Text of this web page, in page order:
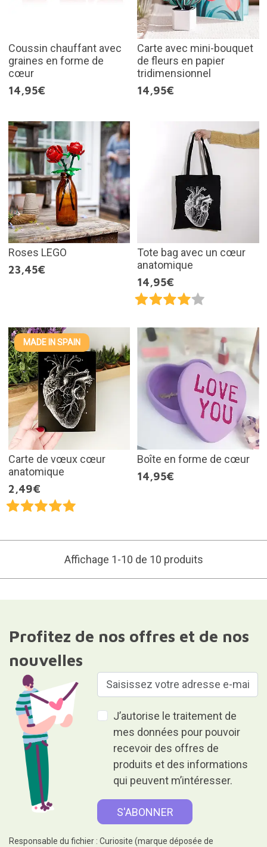
Coussin chauffant avec
graines en forme de
cœur
14,95€
Carte avec mini-bouquet
de fleurs en papier
tridimensionnel
14,95€
Roses LEGO
23,45€
Tote bag avec un cœur
anatomique
14,95€
MADE IN SPAIN
Carte de vœux cœur
anatomique
2,49€
Boîte en forme de cœur
14,95€
Affichage 1-10 de 10 produits
Profitez de nos offres et de nos
nouvelles
J’autorise le traitement de
mes données pour pouvoir
recevoir des offres de
produits et des informations
qui peuvent m’intéresser.
Responsable du fichier : Curiosite (marque déposée de